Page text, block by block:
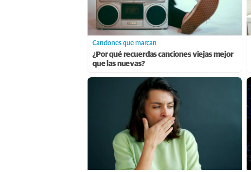
Canciones que marcan
¿Por qué recuerdas canciones viejas mejor
que las nuevas?